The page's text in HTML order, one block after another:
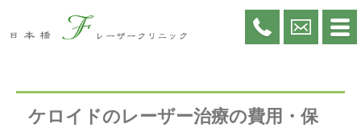
ケロイドのレーザー治療の費用・保